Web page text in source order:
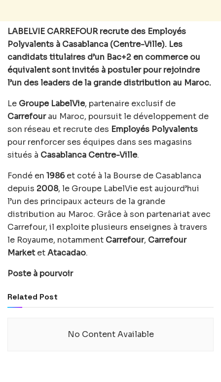
LABELVIE CARREFOUR recrute des Employés
Polyvalents à Casablanca (Centre-Ville). Les
candidats titulaires d’un Bac+2 en commerce ou
équivalent sont invités à postuler pour rejoindre
l’un des leaders de la grande distribution au Maroc.
Le Groupe LabelVie, partenaire exclusif de
Carrefourau Maroc, poursuit le développement de
son réseau et recrute des Employés Polyvalents
pour renforcer ses équipes dans ses magasins
situés à Casablanca Centre-Ville.
Fondé en 1986et coté à la Bourse de Casablanca
depuis 2008, le Groupe LabelVie est aujourd’hui
l’un des principaux acteurs de la grande
distribution au Maroc. Grâce à son partenariat avec
Carrefour, il exploite plusieurs enseignes à travers
le Royaume, notamment Carrefour, Carrefour
MarketetAtacadao.
Poste à pourvoir
Related Post
No Content Available